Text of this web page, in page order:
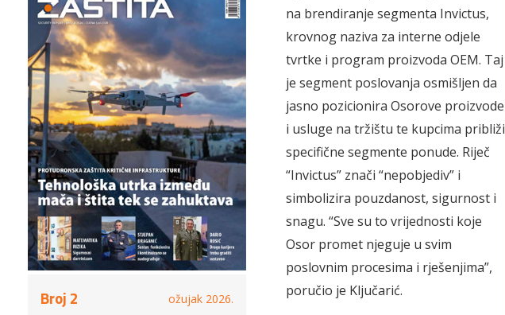
Broj 2 ožujak 2026.
na brendiranje segmenta Invictus,
krovnog naziva za interne odjele
tvrtke i program proizvoda OEM. Taj
je segment poslovanja osmišljen da
jasno pozi­­cionira Osorove proizvode
i usluge na tržištu te kupcima približi
specifične segmente ponude. Riječ
“Invictus” znači “nepobjediv” i
simbolizira pouzdanost, sigurnost i
snagu. “Sve su to vrijed­­nosti koje
Osor promet njeguje u svim
poslovnim procesima i rješenjima”,
poručio je Ključarić.